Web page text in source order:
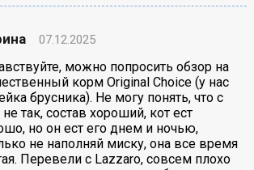
07.12.2025
можно попросить обзор на
корм Original Choice (у нас
брусника). Не могу понять, что с
так, состав хороший, кот ест
но он ест его днем и ночью,
не наполняй миску, она все время
Перевели с Lazzaro, совсем плохо